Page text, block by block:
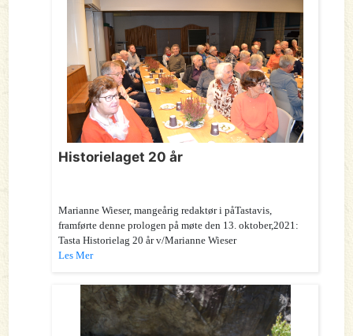
Historielaget 20 år
Marianne Wieser, mangeårig redaktør i påTastavis,
framførte denne prologen på møte den 13. oktober,2021:
Tasta Historielag 20 år v/Marianne Wieser
Les Mer